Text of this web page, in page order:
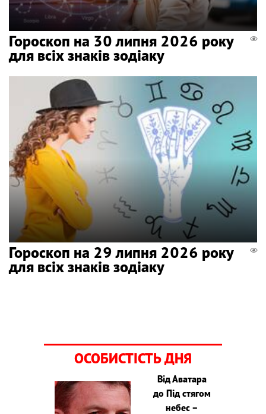
Гороскоп на 30 липня 2026 року
для всіх знаків зодіаку
Гороскоп на 29 липня 2026 року
для всіх знаків зодіаку
ОСОБИСТІСТЬ ДНЯ
Від Аватара
до Під стягом
небес –